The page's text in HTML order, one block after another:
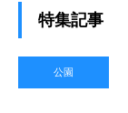
特集記事
公園